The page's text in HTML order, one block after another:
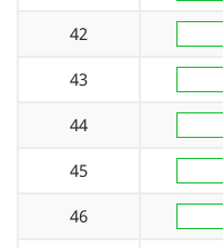
42
43
44
45
46